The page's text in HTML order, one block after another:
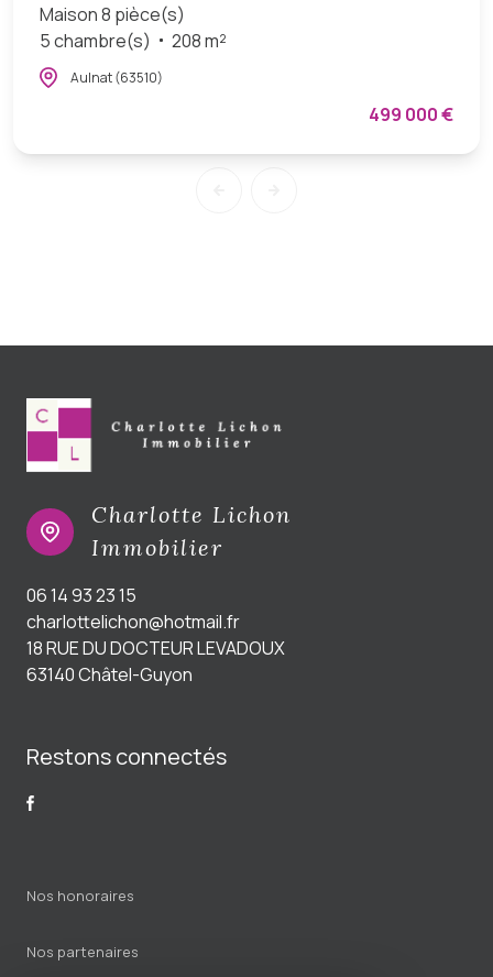
Maison 8 pièce(s)
5 chambre(s)
208 m²
Aulnat (63510)
499 000 €
Charlotte Lichon
Immobilier
06 14 93 23 15
charlottelichon@hotmail.fr
18 RUE DU DOCTEUR LEVADOUX
63140 Châtel-Guyon
Restons connectés
Nos honoraires
Nos partenaires